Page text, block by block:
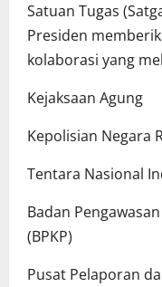
Satuan Tugas
Presiden
kolaborasi yang
Kejaksaan Agung
Kepolisian Negara
Tentara Nasional
Badan
(BPKP)
Pusat Pelaporan